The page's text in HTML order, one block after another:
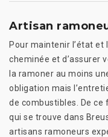
Artisan
Pour maintenir l’état
cheminée et d’assurer
la ramoner au moins
obligation mais
de combustibles. De
qui se trouve dans
artisans ramoneurs